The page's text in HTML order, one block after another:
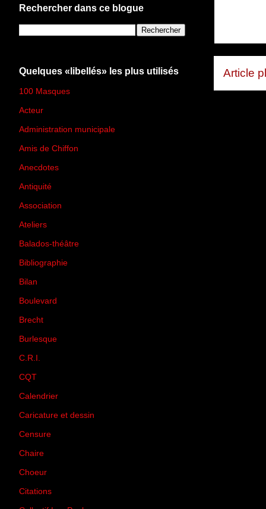
Article
Rechercher dans ce blogue
Quelques «libellés» les plus utilisés
100 Masques
Acteur
Administration municipale
Amis de Chiffon
Anecdotes
Antiquité
Association
Ateliers
Balados-théâtre
Bibliographie
Bilan
Boulevard
Brecht
Burlesque
C.R.I.
CQT
Calendrier
Caricature et dessin
Censure
Chaire
Choeur
Citations